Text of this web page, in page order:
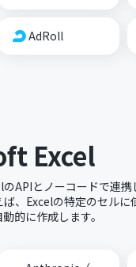
AdRoll
Excel
APIとノーコードで連携
、Excelの特定のセルに
的に作成します。